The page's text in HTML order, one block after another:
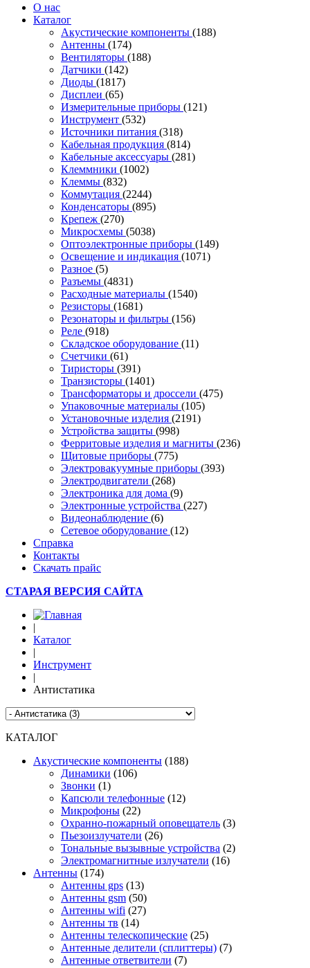
О нас
Каталог
Акустические компоненты (188)
Антенны (174)
Вентиляторы (188)
Датчики (142)
Диоды (1817)
Дисплеи (65)
Измерительные приборы (121)
Инструмент (532)
Источники питания (318)
Кабельная продукция (814)
Кабельные аксессуары (281)
Клеммники (1002)
Клеммы (832)
Коммутация (2244)
Конденсаторы (895)
Крепеж (270)
Микросхемы (5038)
Оптоэлектронные приборы (149)
Освещение и индикация (1071)
Разное (5)
Разъемы (4831)
Расходные материалы (1540)
Резисторы (1681)
Резонаторы и фильтры (156)
Реле (918)
Складское оборудование (11)
Счетчики (61)
Тиристоры (391)
Транзисторы (1401)
Трансформаторы и дроссели (475)
Упаковочные материалы (105)
Установочные изделия (2191)
Устройства защиты (998)
Ферритовые изделия и магниты (236)
Щитовые приборы (775)
Электровакуумные приборы (393)
Электродвигатели (268)
Электроника для дома (9)
Электронные устройства (227)
Видеонаблюдение (6)
Сетевое оборудование (12)
Справка
Контакты
Скачать прайс
СТАРАЯ ВЕРСИЯ САЙТА
|
Каталог
|
Инструмент
|
Антистатика
КАТАЛОГ
Акустические компоненты (188)
Динамики (106)
Звонки (1)
Капсюли телефонные (12)
Микрофоны (22)
Охранно-пожарный оповещатель (3)
Пьезоизлучатели (26)
Тональные вызывные устройства (2)
Электромагнитные излучатели (16)
Антенны (174)
Антенны gps (13)
Антенны gsm (50)
Антенны wifi (27)
Антенны тв (14)
Антенны телескопические (25)
Антенные делители (сплиттеры) (7)
Антенные ответвители (7)